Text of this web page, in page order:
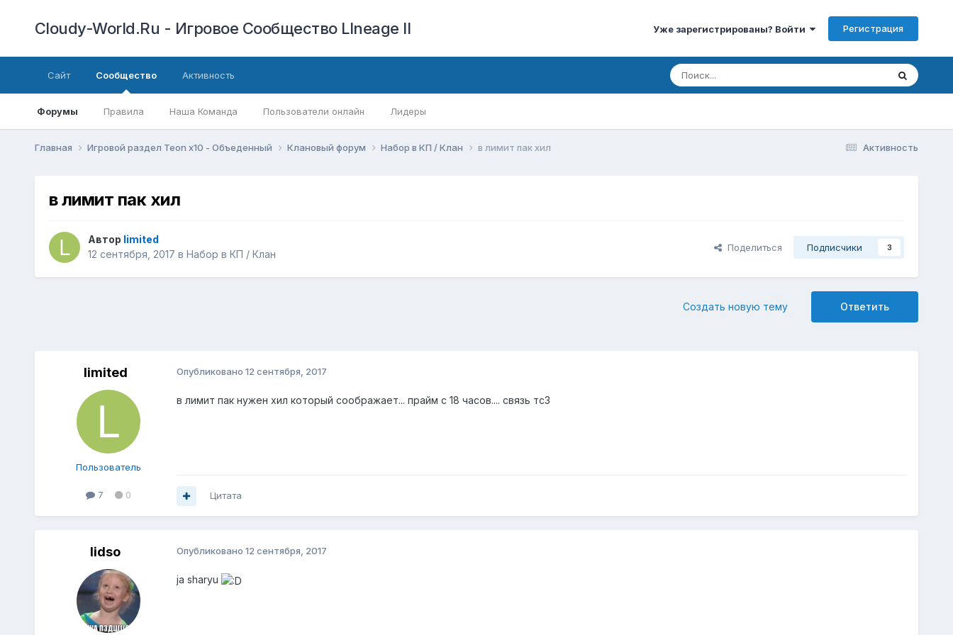
Cloudy-World.Ru - Игровое Сообщество LIneage II Уже зарегистрированы? Войти Регистрация
Сайт Сообщество
Форумы Правила Наша Команда Пользователи онлайн Лидеры
Активность
Активность
Главная Игровой раздел Teon x10 - Объеденный Клановый форум Набор в КП / Клан в лимит пак хил
в лимит пак хил
Автор limited
12 сентября, 2017 в Набор в КП / Клан
Поделиться Подписчики 3
Ответить
Создать новую тему
limited
Пользователь
7 0
Опубликовано 12 сентября, 2017
в лимит пак нужен хил который соображает... прайм с 18 часов.... связь тс3
Цитата
lidso Опубликовано 12 сентября, 2017
ja sharyu